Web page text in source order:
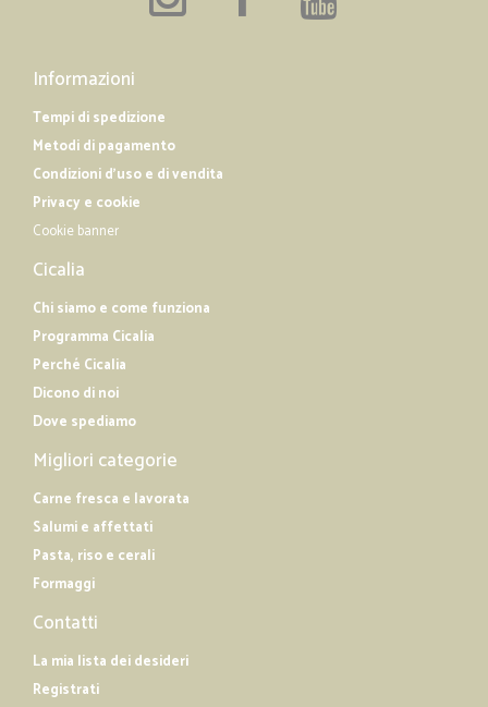
Informazioni
Tempi di spedizione
Metodi di pagamento
Condizioni d'uso e di vendita
Privacy e cookie
Cookie banner
Cicalia
Chi siamo e come funziona
Programma Cicalia
Perché Cicalia
Dicono di noi
Dove spediamo
Migliori categorie
Carne fresca e lavorata
Salumi e affettati
Pasta, riso e cerali
Formaggi
Contatti
La mia lista dei desideri
Registrati